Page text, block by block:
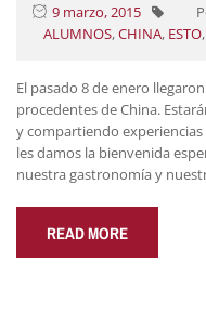
9 marzo, 2015
ALUMNOS,CHINA, ESTO,
El pasado 8 de enero
procedentes de China.
y compartiendo experiencias
les damos la bienvenida
nuestra gastronomía y
READ MORE